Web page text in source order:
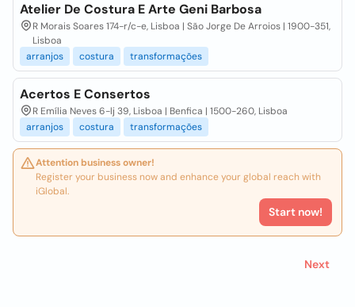
Atelier De Costura E Arte Geni Barbosa
R Morais Soares 174-r/c-e, Lisboa | São Jorge De Arroios | 1900-351,
Lisboa
arranjos
costura transformações
Acertos E Consertos
R Emília Neves 6-lj 39, Lisboa | Benfica | 1500-260, Lisboa
arranjos
costura transformações
Attention business owner!
Register your business now and enhance your global reach with
iGlobal.
Start now!
Next